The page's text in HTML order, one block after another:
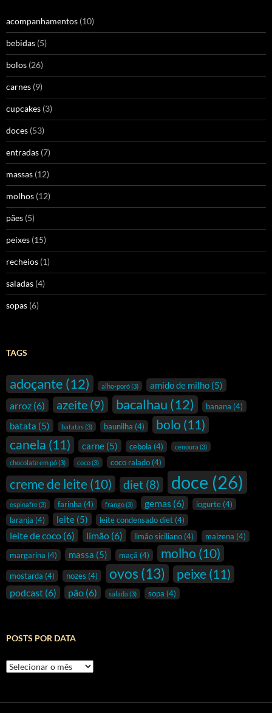
acompanhamentos (10)
bebidas (5)
bolos (26)
carnes (9)
cupcakes (3)
doces (53)
entradas (7)
massas (12)
molhos (12)
pães (5)
peixes (15)
recheios (1)
saladas (4)
sopas (6)
TAGS
adoçante (12) alho-poró(3) amido de milho (5)
arroz (6) azeite (9) bacalhau (12) banana (4)
batata (5) batatas(3) baunilha (4) bolo (11)
canela (11) carne (5) cebola (4) cenoura (3)
chocolate em pó(3) coco(3) coco ralado (4)
creme de leite (10) diet (8) doce (26)
espinafre(3) farinha (4) frango(3) gemas (6) iogurte (4)
laranja (4) leite (5) leite condensado diet (4)
leite de coco (6) limão (6) limão siciliano (4) maizena (4)
margarina (4) massa (5) maçã (4) molho (10)
mostarda (4) nozes (4) ovos (13) peixe (11)
podcast (6) pão (6) salada (3) sopa (4)
POSTS POR DATA
Posts
por